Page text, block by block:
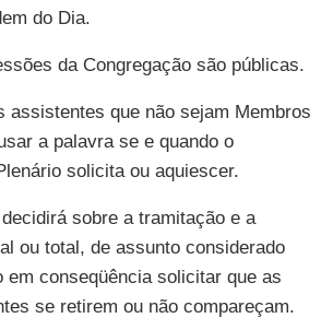
do Dia.
da Congregação são públicas.
assistentes que não sejam Membros
a palavra se e quando o
solicita ou aquiescer.
sobre a tramitação e a
ou total, de assunto considerado
em conseqüência solicitar que as
se retirem ou não compareçam.